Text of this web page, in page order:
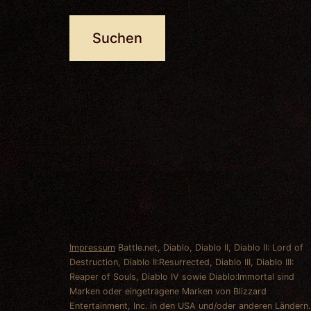
Impressum Battle.net, Diablo, Diablo II, Diablo II: Lord of
Destruction, Diablo II:Resurrected, Diablo III, Diablo III:
Reaper of Souls, Diablo IV sowie Diablo:Immortal sind
Marken oder eingetragene Marken von Blizzard
Entertainment, Inc. in den USA und/oder anderen Ländern.